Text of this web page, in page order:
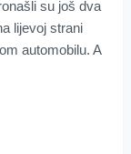
su još dva
lijevoj strani
automobilu. A